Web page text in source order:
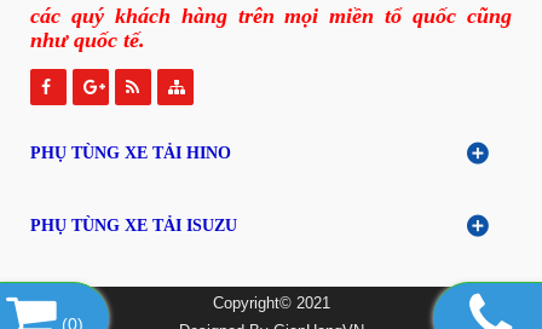
các quý khách hàng trên mọi miền tổ quốc cũng
như quốc tế.
PHỤ TÙNG XE TẢI HINO
PHỤ TÙNG XE TẢI ISUZU
Copyright© 2021
(0)